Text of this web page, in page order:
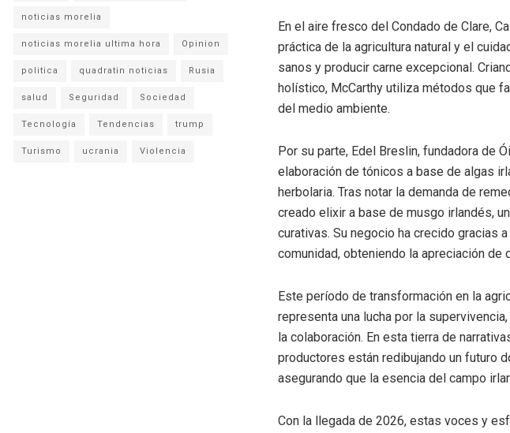
En el aire fresco del Condado de Clare,
práctica de la agricultura natural y el
sanos y producir carne excepcional.
holístico, McCarthy utiliza métodos que
del medio ambiente.
Por su parte, Edel Breslin, fundadora de
elaboración de tónicos a base de algas
herbolaria. Tras notar la demanda de
creado elixir a base de musgo irlandés,
curativas. Su negocio ha crecido gracias
comunidad, obteniendo la apreciación
Este período de transformación en la
representa una lucha por la
la colaboración. En esta tierra de
productores están redibujando un futuro
asegurando que la esencia del campo
Con la llegada de 2026, estas voces y
noticias morelia
noticias morelia ultima hora Opinion
politica quadratin noticias Rusia
salud Seguridad Sociedad
Tecnología Tendencias trump
Turismo ucrania Violencia